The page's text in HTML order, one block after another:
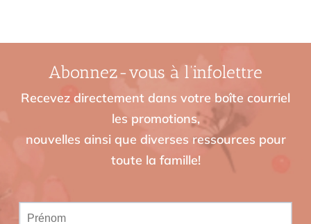
Abonnez-vous à l’infolettre
Recevez directement dans votre boîte courriel
les promotions,
nouvelles ainsi que diverses ressources pour
toute la famille!